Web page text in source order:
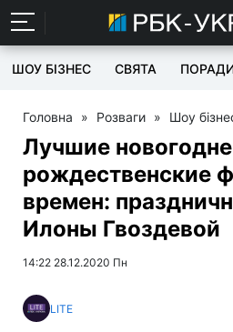
ШОУ БІЗНЕС СВЯТА
Головна » Розваги » Шоу
Лучшие
рождественские
времен:
Илоны Гвоздевой
14:22 28.12.2020 Пн
LITE